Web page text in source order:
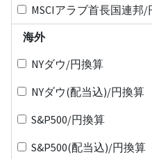
MSCIアラブ首長国連邦/
海外
NYダウ/円換算
NYダウ(配当込)/円換算
S&P500/円換算
S&P500(配当込)/円換算